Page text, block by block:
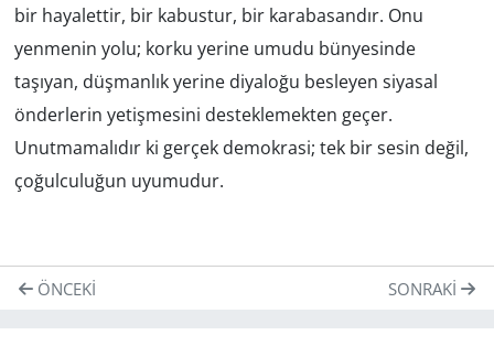
bir hayalettir, bir kabustur, bir karabasandır. Onu
yenmenin yolu; korku yerine umudu bünyesinde
taşıyan, düşmanlık yerine diyaloğu besleyen siyasal
önderlerin yetişmesini desteklemekten geçer.
Unutmamalıdır ki gerçek demokrasi; tek bir sesin değil,
çoğulculuğun uyumudur.
ÖNCEKI SONRAKI